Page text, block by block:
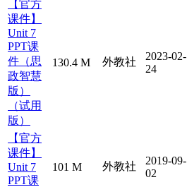
【官方
课件】
Unit 7
PPT课
件（思
政智慧
版）
（试用
版）
130.4 M 外教社
2023-02-
24
【官方
课件】
Unit 7
PPT课
101 M 外教社
2019-09-
02